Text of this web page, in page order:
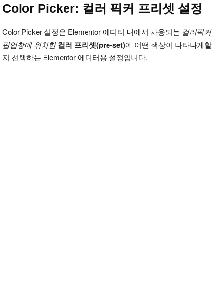
Color Picker: 컬러 픽커 프리셋 설정
Color Picker 설정은 Elementor 에디터 내에서 사용되는 컬러픽커
팝업창에 위치한 컬러 프리셋(pre-set)에 어떤 색상이 나타나게할
지 선택하는 Elementor 에디터용 설정입니다.